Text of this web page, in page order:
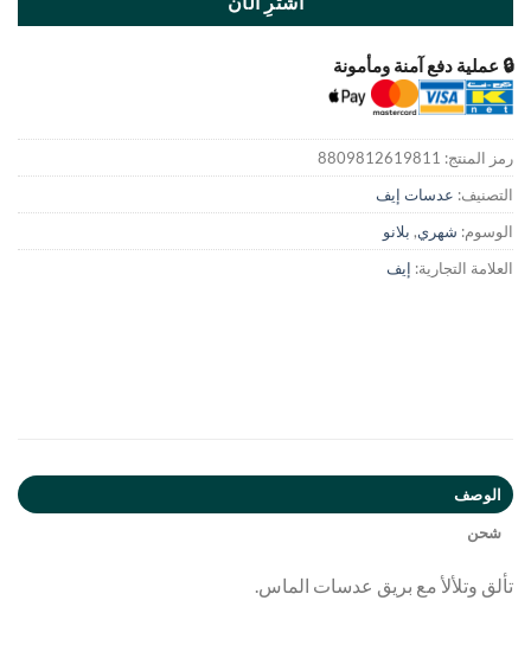
🔒 عملية دفع آمنة ومأمونة
رمز المنتج: 8809812619811
التصنيف: عدسات إيف
الوسوم: شهري, بلانو
العلامة التجارية: إيف
الوصف
شحن
تألق وتلألأ مع بريق عدسات الماس.